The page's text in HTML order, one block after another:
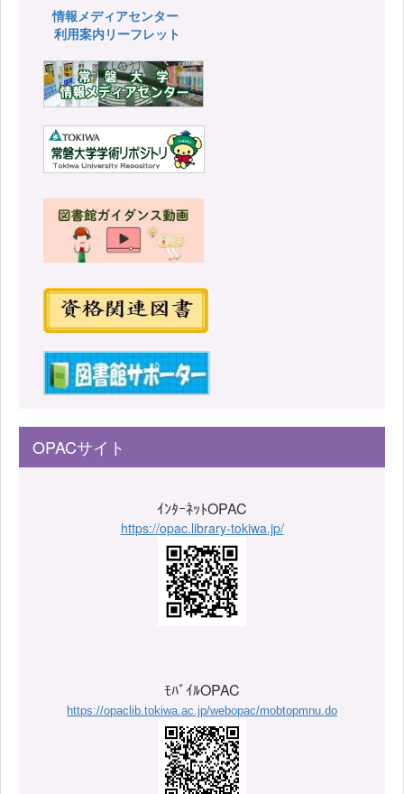
情報メディアセンター
利用案内リーフレット
OPACサイト
ｲﾝﾀｰﾈｯﾄOPAC
https://opac.library-tokiwa.jp/
ﾓﾊﾞｲﾙOPAC
https://opaclib.tokiwa.ac.jp/webopac/mobtopmnu.do